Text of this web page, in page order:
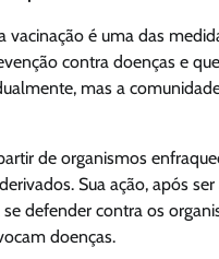
vacinação é uma das
contra doenças e
mas a
de organismos
Sua ação, após
defender contra os
doenças.